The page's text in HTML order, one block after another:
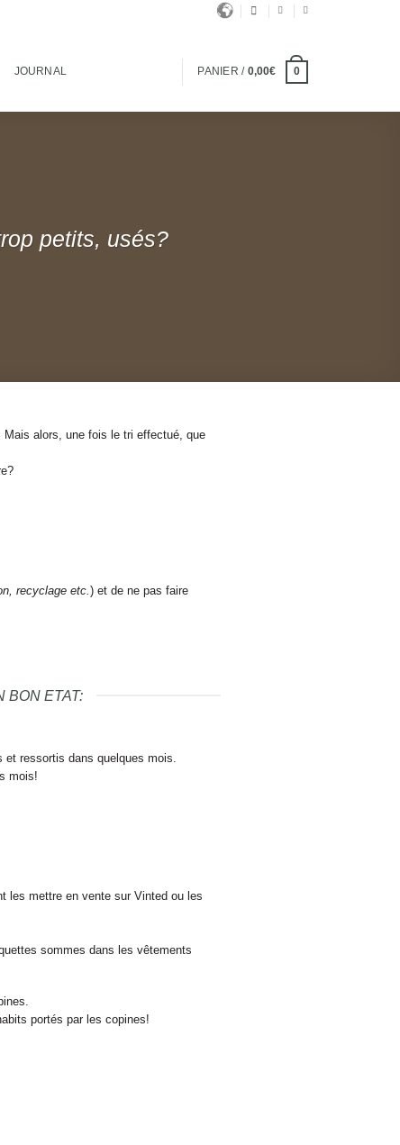
JOURNAL PANIER / 0,00€ 0
petits, usés?
alors, une fois le tri effectué, que
recyclage etc.) et de ne pas faire
BON ETAT:
ressortis dans quelques mois.
mois!
les mettre en vente sur Vinted ou les
sommes dans les vêtements
portés par les copines!